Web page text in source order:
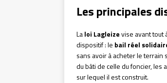
Les principales
Laloi Lagleizevise avant tout
dispositif : le bail réel
sans avoir à acheter le terrain
du bâti de celle du foncier,
sur lequel il est construit.